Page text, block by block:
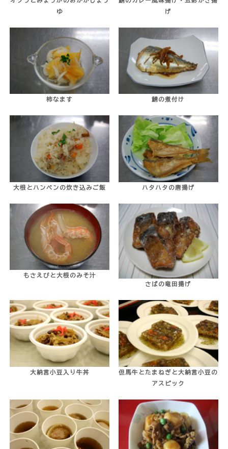
ゆ
げ
柿なます 鯖の煮付け
大根とハンペンの炊き込みご飯 ハタハタの唐揚げ
もさえびと大根のみそ汁
さばの竜田揚げ
大納言小豆入り牛丼
但馬牛とたまねぎと大納言小豆の
アスピック